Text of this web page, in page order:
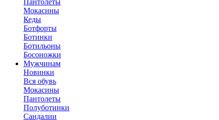
Пантолеты
Мокасины
Кеды
Ботфорты
Ботинки
Ботильоны
Босоножки
Мужчинам
Новинки
Вся обувь
Мокасины
Пантолеты
Полуботинки
Сандалии